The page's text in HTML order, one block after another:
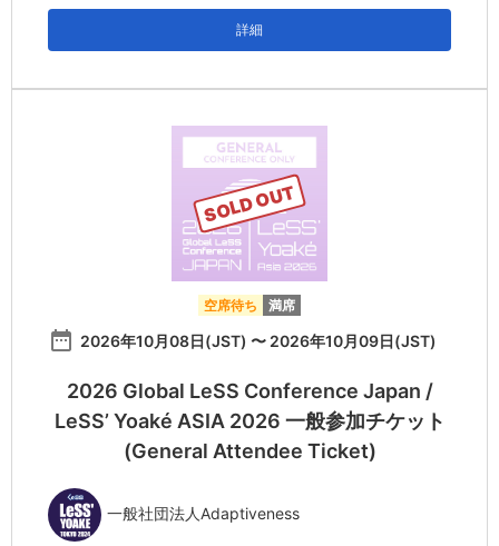
詳細
SOLD OUT
空席待ち 満席
date_range 2026年10月08日(JST) 〜 2026年10月09日(JST)
2026 Global LeSS Conference Japan /
LeSS’ Yoaké ASIA 2026 一般参加チケット
(General Attendee Ticket)
一般社団法人Adaptiveness